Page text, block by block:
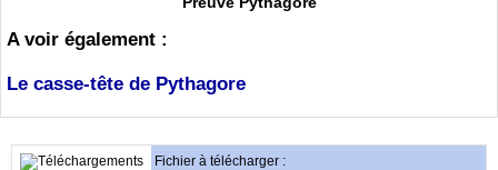
A voir également :
Le casse-tête de Pythagore
Fichier à télécharger :